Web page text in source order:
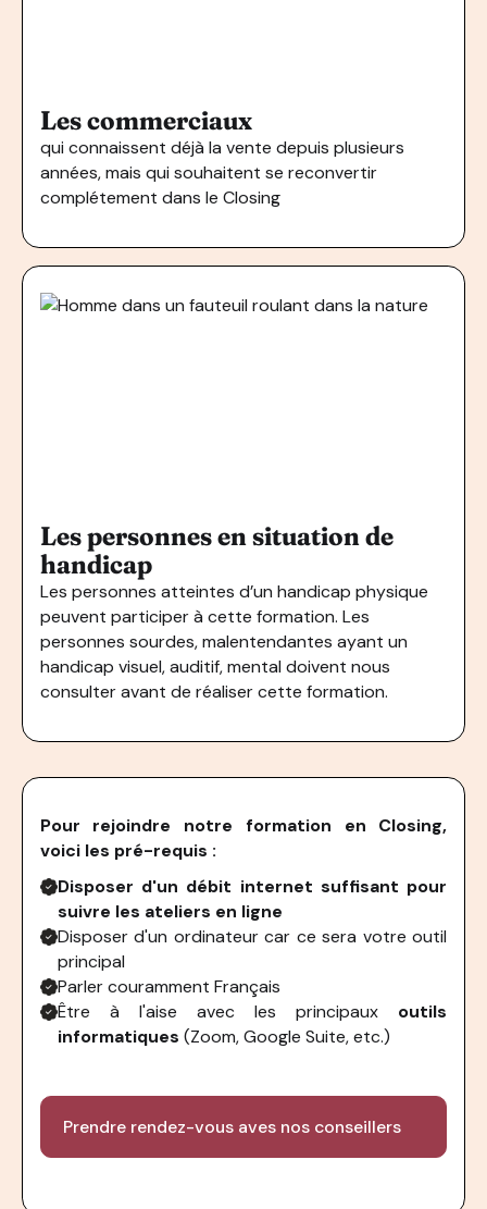
Les commerciaux
qui connaissent déjà la vente depuis plusieurs
années, mais qui souhaitent se reconvertir
complétement dans le Closing
Les personnes en situation de
handicap
Les personnes atteintes d’un handicap physique
peuvent participer à cette formation. Les
personnes sourdes, malentendantes ayant un
handicap visuel, auditif, mental doivent nous
consulter avant de réaliser cette formation.
Pour rejoindre notre formation en Closing,
voici les pré-requis :
Disposer d'un débit internet suffisant pour
suivre les ateliers en ligne
Disposer d'un ordinateur car ce sera votre outil
principal
Parler couramment Français
Être à l'aise avec les principaux outils
informatiques (Zoom, Google Suite, etc.)
Prendre rendez-vous aves nos conseillers